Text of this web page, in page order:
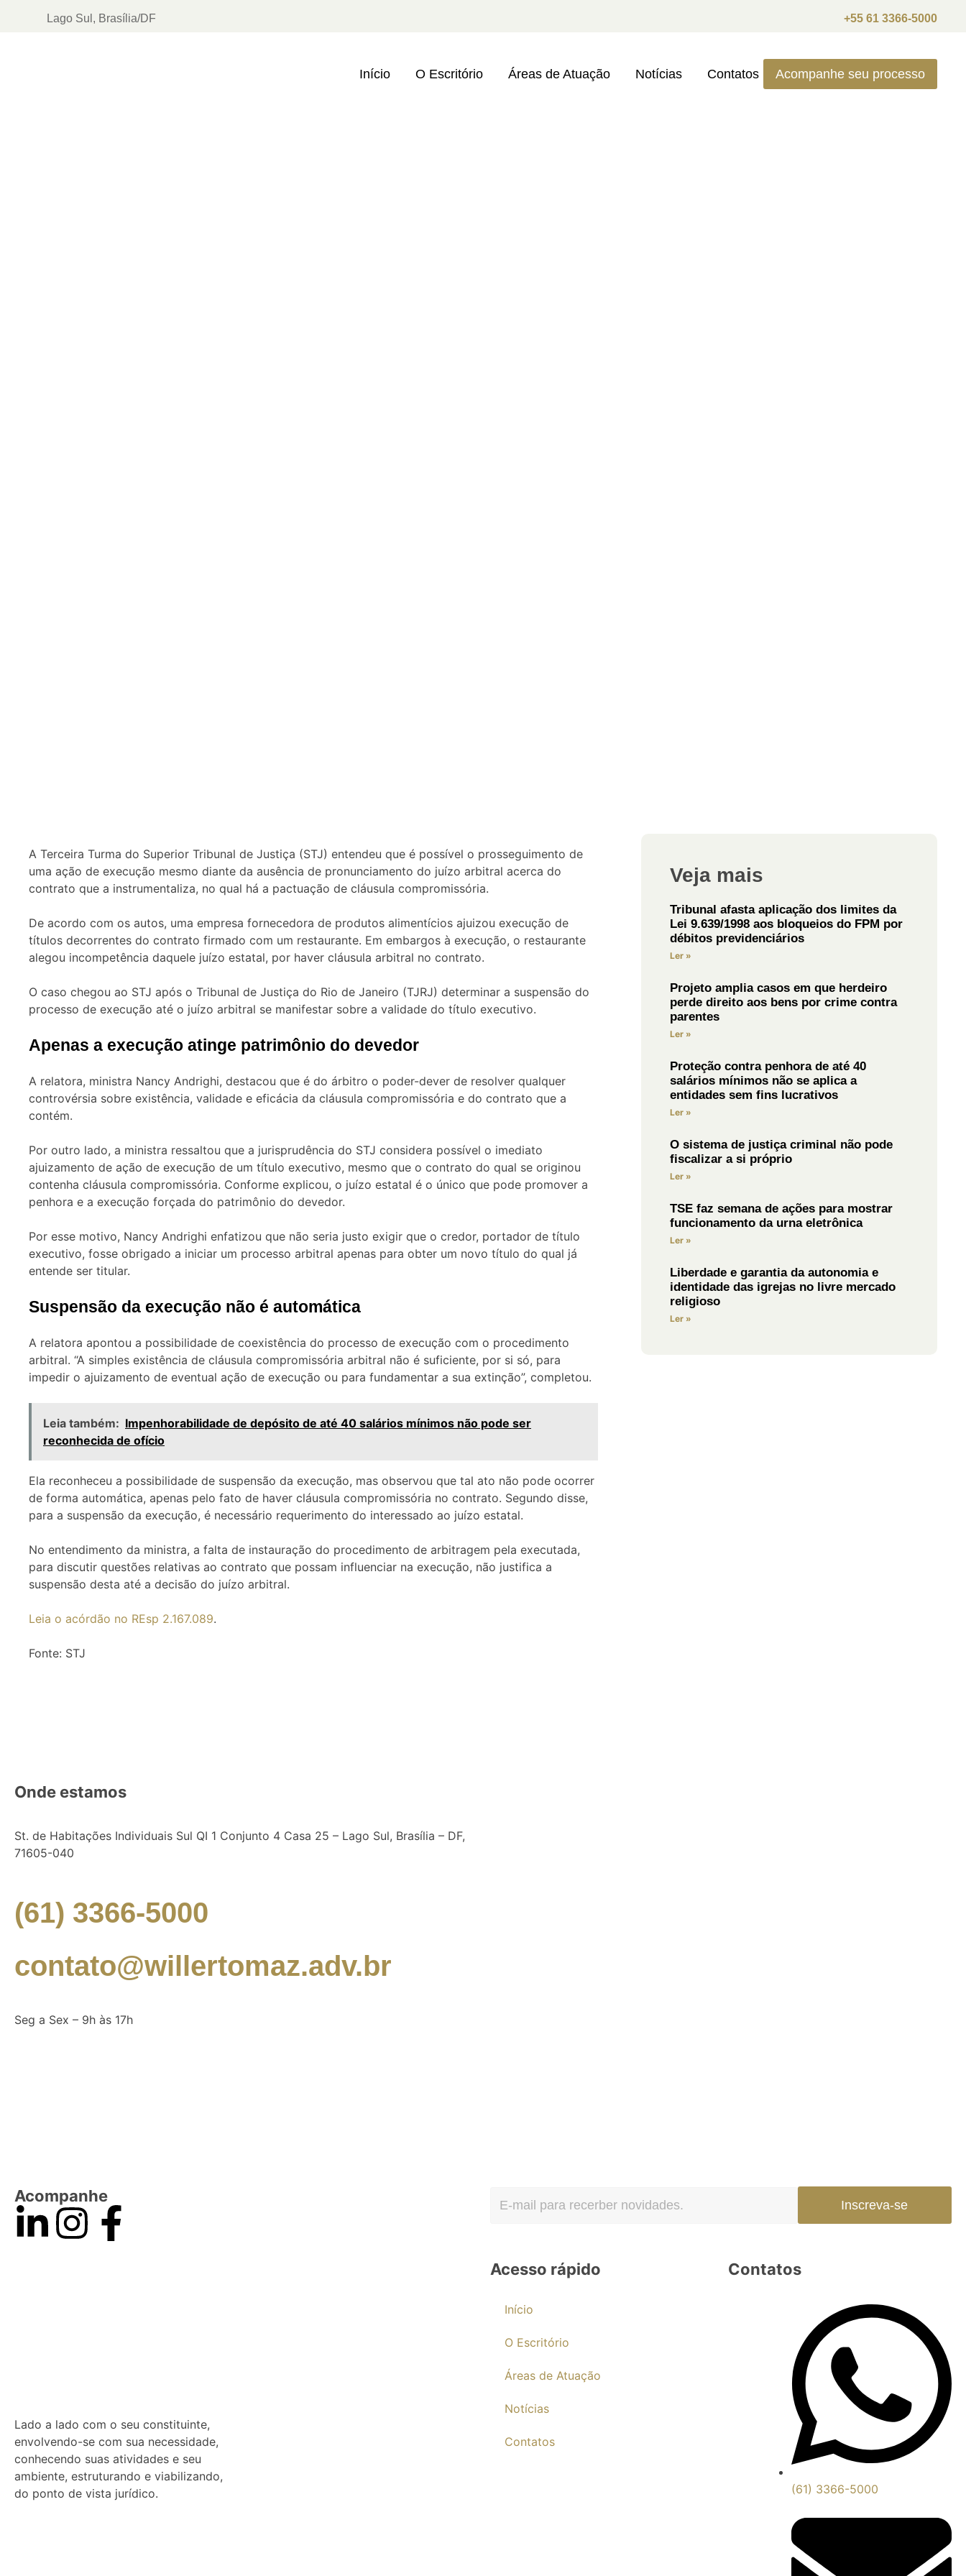
Lago Sul, Brasília/DF +55 61 3366-5000
Início O Escritório Áreas de Atuação Notícias Contatos Acompanhe seu processo
A Terceira Turma do Superior Tribunal de Justiça (STJ) entendeu que é possível o prosseguimento de
uma ação de execução mesmo diante da ausência de pronunciamento do juízo arbitral acerca do
contrato que a instrumentaliza, no qual há a pactuação de cláusula compromissória.
De acordo com os autos, uma empresa fornecedora de produtos alimentícios ajuizou execução de
títulos decorrentes do contrato firmado com um restaurante. Em embargos à execução, o restaurante
alegou incompetência daquele juízo estatal, por haver cláusula arbitral no contrato.
O caso chegou ao STJ após o Tribunal de Justiça do Rio de Janeiro (TJRJ) determinar a suspensão do
processo de execução até o juízo arbitral se manifestar sobre a validade do título executivo.
Apenas a execução atinge patrimônio do devedor
A relatora, ministra Nancy Andrighi, destacou que é do árbitro o poder-dever de resolver qualquer
controvérsia sobre existência, validade e eficácia da cláusula compromissória e do contrato que a
contém.
Por outro lado, a ministra ressaltou que a jurisprudência do STJ considera possível o imediato
ajuizamento de ação de execução de um título executivo, mesmo que o contrato do qual se originou
contenha cláusula compromissória. Conforme explicou, o juízo estatal é o único que pode promover a
penhora e a execução forçada do patrimônio do devedor.
Por esse motivo, Nancy Andrighi enfatizou que não seria justo exigir que o credor, portador de título
executivo, fosse obrigado a iniciar um processo arbitral apenas para obter um novo título do qual já
entende ser titular.
Suspensão da execução não é automática
A relatora apontou a possibilidade de coexistência do processo de execução com o procedimento
arbitral. “A simples existência de cláusula compromissória arbitral não é suficiente, por si só, para
impedir o ajuizamento de eventual ação de execução ou para fundamentar a sua extinção”, completou.
Leia também: Impenhorabilidade de depósito de até 40 salários mínimos não pode ser
reconhecida de ofício
Ela reconheceu a possibilidade de suspensão da execução, mas observou que tal ato não pode ocorrer
de forma automática, apenas pelo fato de haver cláusula compromissória no contrato. Segundo disse,
para a suspensão da execução, é necessário requerimento do interessado ao juízo estatal.
No entendimento da ministra, a falta de instauração do procedimento de arbitragem pela executada,
para discutir questões relativas ao contrato que possam influenciar na execução, não justifica a
suspensão desta até a decisão do juízo arbitral.
Leia o acórdão no REsp 2.167.089.
Fonte: STJ
Veja mais
Tribunal afasta aplicação dos limites da
Lei 9.639/1998 aos bloqueios do FPM por
débitos previdenciários
Ler »
Projeto amplia casos em que herdeiro
perde direito aos bens por crime contra
parentes
Ler »
Proteção contra penhora de até 40
salários mínimos não se aplica a
entidades sem fins lucrativos
Ler »
O sistema de justiça criminal não pode
fiscalizar a si próprio
Ler »
TSE faz semana de ações para mostrar
funcionamento da urna eletrônica
Ler »
Liberdade e garantia da autonomia e
identidade das igrejas no livre mercado
religioso
Ler »
Onde estamos
St. de Habitações Individuais Sul QI 1 Conjunto 4 Casa 25 – Lago Sul, Brasília – DF,
71605-040
(61) 3366-5000
contato@willertomaz.adv.br
Seg a Sex – 9h às 17h
Acompanhe Inscreva-se
Lado a lado com o seu constituinte,
envolvendo-se com sua necessidade,
conhecendo suas atividades e seu
ambiente, estruturando e viabilizando,
do ponto de vista jurídico.
Acesso rápido
Início
O Escritório
Áreas de Atuação
Notícias
Contatos
Contatos
(61) 3366-5000